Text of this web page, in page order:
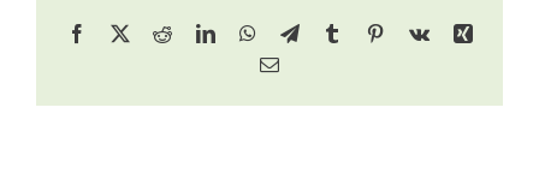
Facebook
X RedditLinkedInWhatsApp
TelegramTumblrPinterestVk
Xing
Email